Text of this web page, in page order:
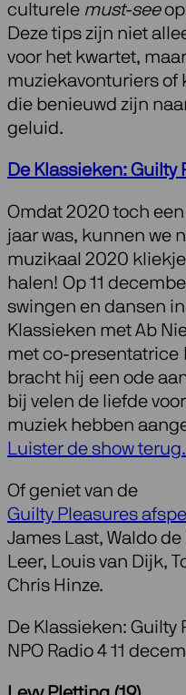
culturele must-see
Deze tips zijn niet
voor het kwartet,
muziekavonturiers of
die benieuwd zijn
geluid.
De Klassieken: Guilty
Omdat 2020 toch
jaar was, kunnen we
muzikaal 2020
halen! Op 11
swingen en dansen
Klassieken met Ab
met co-presentatrice
bracht hij een ode
bij velen de liefde
muziek hebben
Luister de show terug.
Of geniet van de
Guilty Pleasures
James Last, Waldo de
Leer, Louis van Dijk,
Chris Hinze.
De Klassieken: Guilty
NPO Radio 4 11